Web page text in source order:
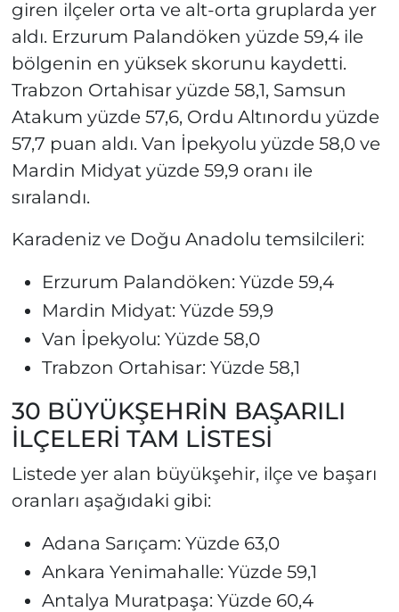
giren ilçeler orta ve alt-orta gruplarda yer
aldı. Erzurum Palandöken yüzde 59,4 ile
bölgenin en yüksek skorunu kaydetti.
Trabzon Ortahisar yüzde 58,1, Samsun
Atakum yüzde 57,6, Ordu Altınordu yüzde
57,7 puan aldı. Van İpekyolu yüzde 58,0 ve
Mardin Midyat yüzde 59,9 oranı ile
sıralandı.
Karadeniz ve Doğu Anadolu temsilcileri:
Erzurum Palandöken: Yüzde 59,4
Mardin Midyat: Yüzde 59,9
Van İpekyolu: Yüzde 58,0
Trabzon Ortahisar: Yüzde 58,1
30 BÜYÜKŞEHRİN BAŞARILI
İLÇELERİ TAM LİSTESİ
Listede yer alan büyükşehir, ilçe ve başarı
oranları aşağıdaki gibi:
Adana Sarıçam: Yüzde 63,0
Ankara Yenimahalle: Yüzde 59,1
Antalya Muratpaşa: Yüzde 60,4